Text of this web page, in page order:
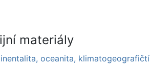
materiály
oceanita,